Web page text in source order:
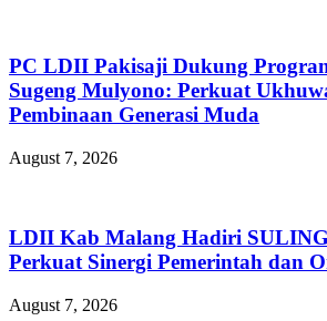
PC LDII Pakisaji Dukung
Sugeng Mulyono: Perkuat
Pembinaan Generasi Muda
August 7, 2026
LDII Kab Malang Hadiri
Perkuat Sinergi Pemerintah dan
August 7, 2026